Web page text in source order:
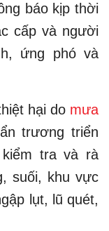
báo kịp thời
cấp và người
ứng phó và
hại domưa
trương triển
tra và rà
suối, khu vực
lụt, lũ quét,